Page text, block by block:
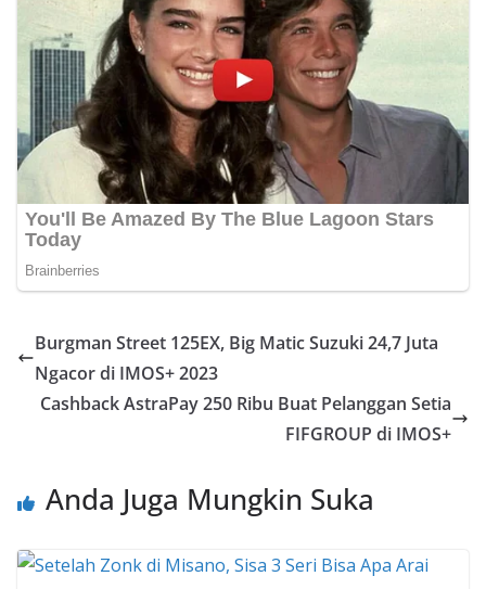
Burgman Street 125EX, Big Matic Suzuki 24,7 Juta
Ngacor di IMOS+ 2023
Cashback AstraPay 250 Ribu Buat Pelanggan Setia
FIFGROUP di IMOS+
Anda Juga Mungkin Suka